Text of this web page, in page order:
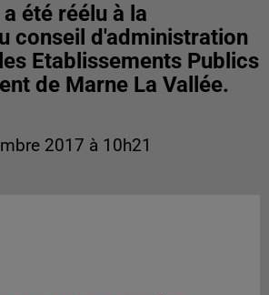
été réélu à la
conseil d'administration
Etablissements Publics
de Marne La Vallée.
2017 à 10h21